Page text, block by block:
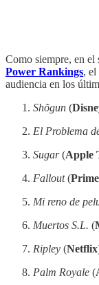
Como siempre, en el
Power Rankings, el
audiencia en los
Shõgun (
El Problema
Sugar(Apple
Fallout(
Mi reno de
Muertos S.L. (
Ripley (Netflix
Palm Royale (